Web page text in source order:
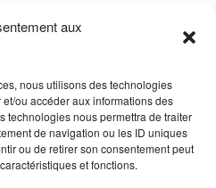
aux
nous utilisons des technologies
ou accéder aux informations des
technologies nous permettra de traiter
de navigation ou les ID uniques
ou de retirer son consentement peut
et fonctions.
on des fleurs ?
?
mères ?